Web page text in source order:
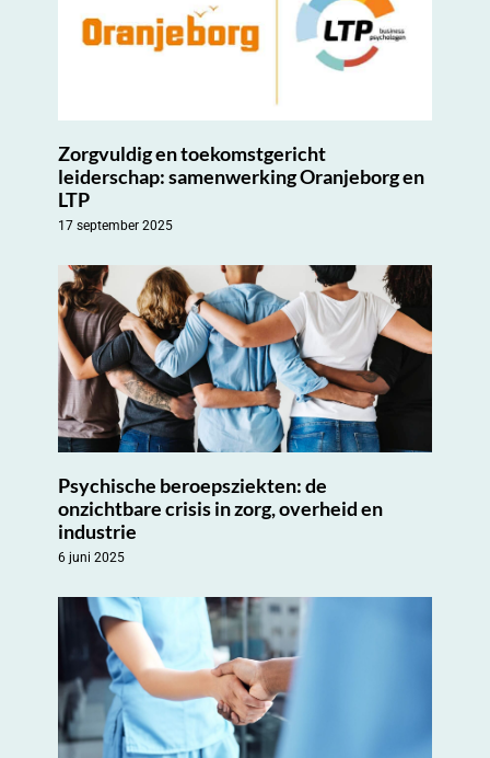
Zorgvuldig en toekomstgericht
leiderschap: samenwerking Oranjeborg en
LTP
17 september 2025
Psychische beroepsziekten: de
onzichtbare crisis in zorg, overheid en
industrie
6 juni 2025